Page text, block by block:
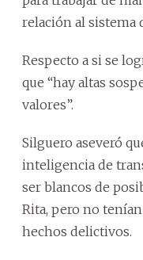
relación al sistema
Respecto a si se
que “hay altas
valores”.
Silguero aseveró
inteligencia de
ser blancos de
Rita, pero no
hechos delictivos.